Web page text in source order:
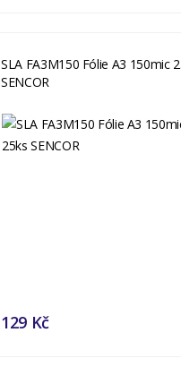
SLA FA3M150 Fólie A3 150mic
SENCOR
129 Kč